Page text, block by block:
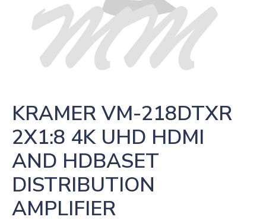
KRAMER VM-218DTXR
2X1:8 4K UHD HDMI
AND HDBASET
DISTRIBUTION
AMPLIFIER